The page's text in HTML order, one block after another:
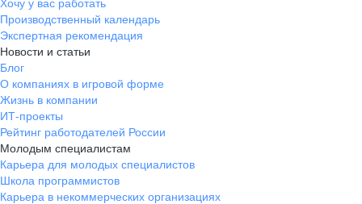
Производственный календарь
Экспертная рекомендация
Новости и статьи
Блог
О компаниях в игровой форме
Жизнь в компании
ИТ-проекты
Рейтинг работодателей России
Молодым специалистам
Карьера для молодых специалистов
Школа программистов
Карьера в некоммерческих организациях